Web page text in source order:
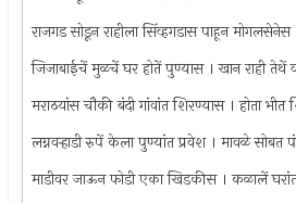
राजगड सोडून राहीला सिंव्हगडास पाहून मोगलसेनेस
जिजाबाईचें मुळचें घर होतें पुण्यास । खान राही तेथें
मराठयांस चौकी बंदी गांवांत शिरण्यास । होता भीत
लग्नवर्‍हाडी रुपें केला पुण्यांत प्रवेश । मावळे सोबत
माडीवर जाऊन फोडी एका खिडकीस । कळालें घरांत